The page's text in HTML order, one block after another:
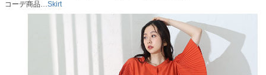
コーデ商品…Skirt